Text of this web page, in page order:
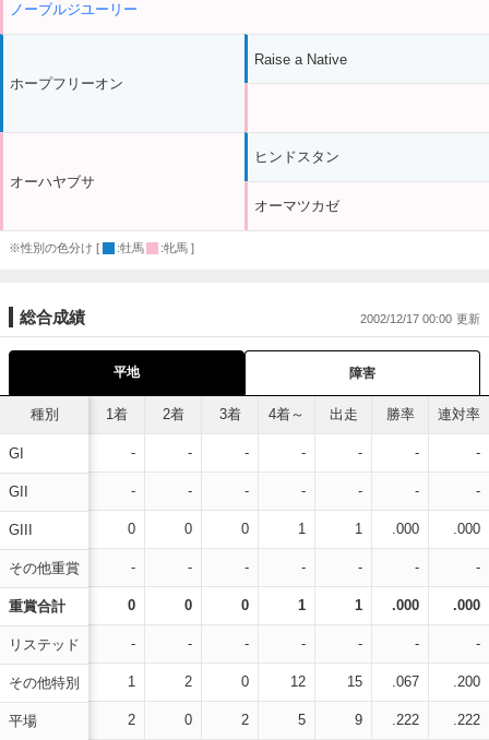
ノーブルジユーリー
ホープフリーオン
オーハヤブサ
Raise a Native
ヒンドスタン
オーマツカゼ
※性別の色分け [ :牡馬 :牝馬 ]
総合成績 2002/12/17 00:00
平地 障害
種別
GI
GII
GIII
その他重賞
重賞合計
リステッド
その他特別
平場
1着 2着 3着 4着～ 出走 勝率 連対率
- - - - - - -
- - - - - - -
0 0 0 1 1 .000 .000
- - - - - - -
0 0 0 1 1 .000 .000
- - - - - - -
1 2 0 12 15 .067 .200
2 0 2 5 9 .222 .222